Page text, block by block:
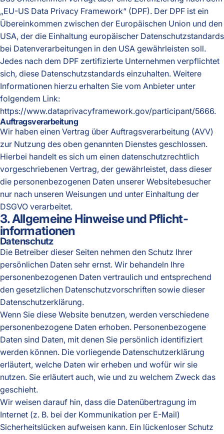
„EU-US Data Privacy Framework“ (DPF). Der DPF ist ein
Übereinkommen zwischen der Europäischen Union und den
USA, der die Einhaltung europäischer Datenschutzstandards
bei Datenverarbeitungen in den USA gewährleisten soll.
Jedes nach dem DPF zertifizierte Unternehmen verpflichtet
sich, diese Datenschutzstandards einzuhalten. Weitere
Informationen hierzu erhalten Sie vom Anbieter unter
folgendem Link:
https://www.dataprivacyframework.gov/participant/5666.
Auftragsverarbeitung
Wir haben einen Vertrag über Auftragsverarbeitung (AVV)
zur Nutzung des oben genannten Dienstes geschlossen.
Hierbei handelt es sich um einen datenschutzrechtlich
vorgeschriebenen Vertrag, der gewährleistet, dass dieser
die personenbezogenen Daten unserer Websitebesucher
nur nach unseren Weisungen und unter Einhaltung der
DSGVO verarbeitet.
3. Allgemeine Hinweise und Pflicht­
informationen
Datenschutz
Die Betreiber dieser Seiten nehmen den Schutz Ihrer
persönlichen Daten sehr ernst. Wir behandeln Ihre
personenbezogenen Daten vertraulich und entsprechend
den gesetzlichen Datenschutzvorschriften sowie dieser
Datenschutzerklärung.
Wenn Sie diese Website benutzen, werden verschiedene
personenbezogene Daten erhoben. Personenbezogene
Daten sind Daten, mit denen Sie persönlich identifiziert
werden können. Die vorliegende Datenschutzerklärung
erläutert, welche Daten wir erheben und wofür wir sie
nutzen. Sie erläutert auch, wie und zu welchem Zweck das
geschieht.
Wir weisen darauf hin, dass die Datenübertragung im
Internet (z. B. bei der Kommunikation per E-Mail)
Sicherheitslücken aufweisen kann. Ein lückenloser Schutz